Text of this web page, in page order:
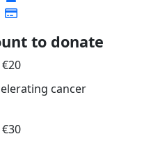
to donate
€20
cancer
€30